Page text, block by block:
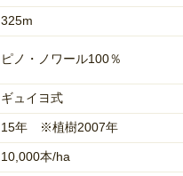
325m
ピノ・ノワール100％
ギュイヨ式
15年 ※植樹2007年
10,000本/ha